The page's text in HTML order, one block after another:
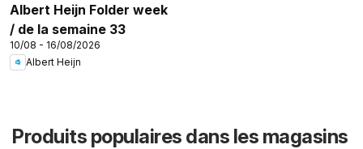
Albert Heijn Folder week
/ de la semaine 33
10/08 - 16/08/2026
Albert Heijn
Produits populaires dans les magasins